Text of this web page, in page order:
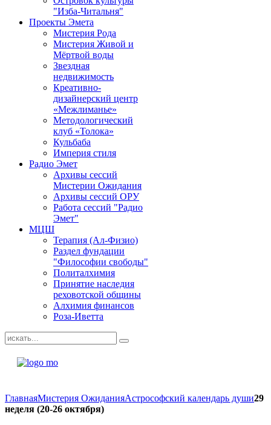
"Изба-Читальня"
Проекты Эмета
Мистерия Рода
Мистерия Живой и
Мёртвой воды
Звездная
недвижимость
Креативно-
дизайнерский центр
«Межлиманье»
Методологический
клуб «Толока»
Кульбаба
Империя стиля
Радио Эмет
Архивы сессий
Мистерии Ожидания
Архивы сессий ОРУ
Работа сессий "Радио
Эмет"
МЦШ
Терапия (Ал-Физио)
Раздел фундации
"Философии свободы"
Политалхимия
Принятие наследия
реховотской общины
Алхимия финансов
Роза-Иветта
ГлавнаяМистерия ОжиданияАстрософский календарь души29
неделя (20-26 октября)